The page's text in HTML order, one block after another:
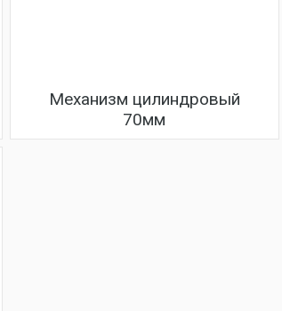
Механизм цилиндровый
70мм